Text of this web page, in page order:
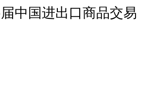
中国进出口商品交易